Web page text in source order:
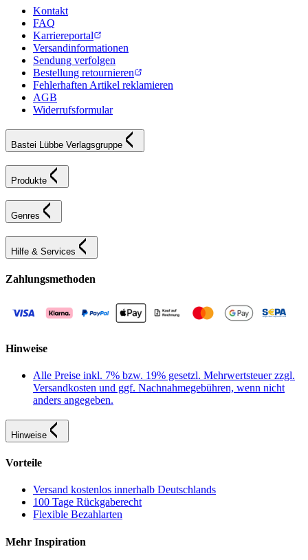
Kontakt
FAQ
Karriereportal
Versandinformationen
Sendung verfolgen
Bestellung retournieren
Fehlerhaften Artikel reklamieren
AGB
Widerrufsformular
Bastei Lübbe Verlagsgruppe
Produkte
Genres
Hilfe & Services
Zahlungsmethoden
Hinweise
Alle Preise inkl. 7% bzw. 19% gesetzl. Mehrwertsteuer zzgl.
Versandkosten und ggf. Nachnahmegebühren, wenn nicht
anders angegeben.
Hinweise
Vorteile
Versand kostenlos innerhalb Deutschlands
100 Tage Rückgaberecht
Flexible Bezahlarten
Mehr Inspiration